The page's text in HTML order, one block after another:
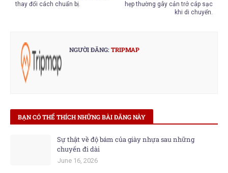
hẹp thường gây cản trở cáp sạc
khi di chuyển.
thay đổi cách chuẩn bị.
NGƯỜI ĐĂNG:TRIPMAP
BẠN CÓ THỂ THÍCH NHỮNG BÀI ĐĂNG NÀY
Sự thật về độ bám của giày nhựa sau những
chuyến đi dài​
June 16, 2026